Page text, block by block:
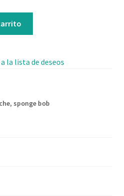
la lista de deseos
, sponge bob